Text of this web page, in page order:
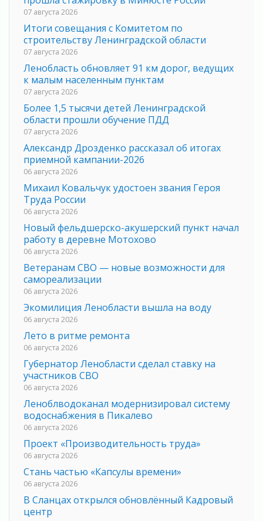
07 августа 2026
Итоги совещания с Комитетом по
строительству Ленинградской области
07 августа 2026
Ленобласть обновляет 91 км дорог, ведущих
к малым населенным пунктам
07 августа 2026
Более 1,5 тысячи детей Ленинградской
области прошли обучение ПДД
07 августа 2026
Александр Дрозденко рассказал об итогах
приемной кампании-2026
06 августа 2026
Михаил Ковальчук удостоен звания Героя
Труда России
06 августа 2026
Новый фельдшерско-акушерский пункт начал
работу в деревне Мотохово
06 августа 2026
Ветеранам СВО — новые возможности для
самореализации
06 августа 2026
Экомилиция Ленобласти вышла на воду
06 августа 2026
Лето в ритме ремонта
06 августа 2026
Губернатор Ленобласти сделал ставку на
участников СВО
06 августа 2026
Леноблводоканал модернизировал систему
водоснабжения в Пикалево
06 августа 2026
Проект «Производительность труда»
06 августа 2026
Стань частью «Капсулы времени»
06 августа 2026
В Сланцах открылся обновлённый Кадровый
центр